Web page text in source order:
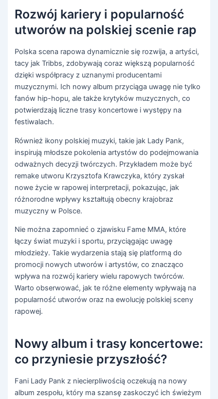
Rozwój kariery i popularność
utworów na polskiej scenie rap
Polska scena rapowa dynamicznie się rozwija, a artyści,
tacy jak Tribbs, zdobywają coraz większą popularność
dzięki współpracy z uznanymi producentami
muzycznymi. Ich nowy album przyciąga uwagę nie tylko
fanów hip-hopu, ale także krytyków muzycznych, co
potwierdzają liczne trasy koncertowe i występy na
festiwalach.
Również ikony polskiej muzyki, takie jak Lady Pank,
inspirują młodsze pokolenia artystów do podejmowania
odważnych decyzji twórczych. Przykładem może być
remake utworu Krzysztofa Krawczyka, który zyskał
nowe życie w rapowej interpretacji, pokazując, jak
różnorodne wpływy kształtują obecny krajobraz
muzyczny w Polsce.
Nie można zapomnieć o zjawisku Fame MMA, które
łączy świat muzyki i sportu, przyciągając uwagę
młodzieży. Takie wydarzenia stają się platformą do
promocji nowych utworów i artystów, co znacząco
wpływa na rozwój kariery wielu rapowych twórców.
Warto obserwować, jak te różne elementy wpływają na
popularność utworów oraz na ewolucję polskiej sceny
rapowej.
Nowy album i trasy koncertowe:
co przyniesie przyszłość?
Fani Lady Pank z niecierpliwością oczekują na nowy
album zespołu, który ma szansę zaskoczyć ich świeżym